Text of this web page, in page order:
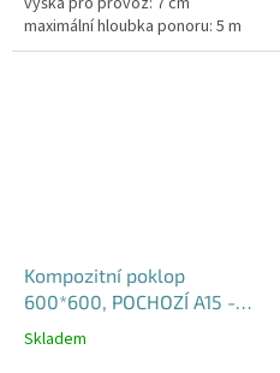
maximální hloubka ponoru: 5 m
pH: 4 - 10 maximální hustota
Kompozitní poklop
600*600, POCHOZÍ A15 -
vodotěsný, pachotěsný
Průměrné
Skladem